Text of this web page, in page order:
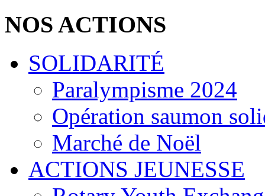
NOS ACTIONS
SOLIDARITÉ
Paralympisme 2024
Opération saumon
Marché de Noël
ACTIONS JEUNESSE